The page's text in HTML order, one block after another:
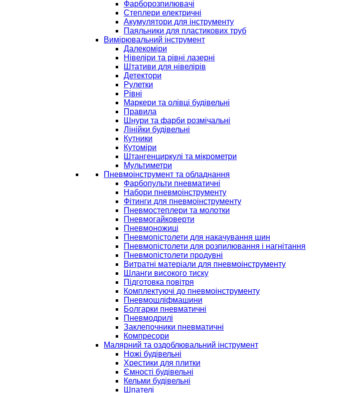
Фарборозпилювачі
Степлери електричні
Акумулятори для інструменту
Паяльники для пластикових труб
Вимірювальний інструмент
Далекоміри
Нівеліри та рівні лазерні
Штативи для нівелірів
Детектори
Рулетки
Рівні
Маркери та олівці будівельні
Правила
Шнури та фарби розмічальні
Лінійки будівельні
Кутники
Кутоміри
Штангенциркулі та мікрометри
Мультиметри
Пневмоінструмент та обладнання
Фарбопульти пневматичні
Набори пневмоінструменту
Фітинги для пневмоінструменту
Пневмостеплери та молотки
Пневмогайковерти
Пневмоножиці
Пневмопістолети для накачування шин
Пневмопістолети для розпилювання і нагнітання
Пневмопістолети продувні
Витратні матеріали для пневмоінструменту
Шланги високого тиску
Підготовка повітря
Комплектуючі до пневмоінструменту
Пневмошліфмашини
Болгарки пневматичні
Пневмодрилі
Заклепочники пневматичні
Компресори
Малярний та оздоблювальний інструмент
Ножі будівельні
Хрестики для плитки
Ємності будівельні
Кельми будівельні
Шпателі